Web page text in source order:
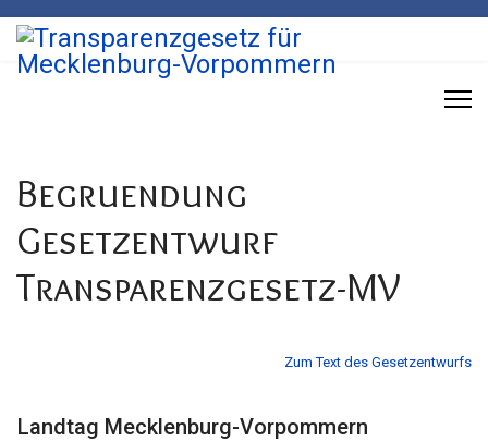
Begruendung
Gesetzentwurf
Transparenzgesetz-MV
Zum Text des Gesetzentwurfs
Landtag Mecklenburg-